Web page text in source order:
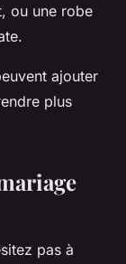
ou une robe
ajouter
plus
pas à